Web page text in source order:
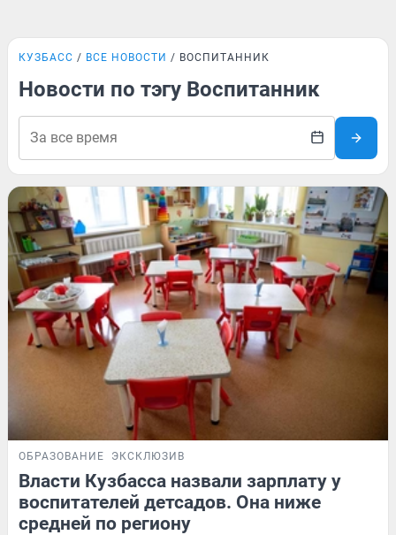
КУЗБАСС ВСЕ НОВОСТИ ВОСПИТАННИК
Новости по тэгу Воспитанник
ОБРАЗОВАНИЕ ЭКСКЛЮЗИВ
Власти Кузбасса назвали зарплату у
воспитателей детсадов. Она ниже
средней по региону